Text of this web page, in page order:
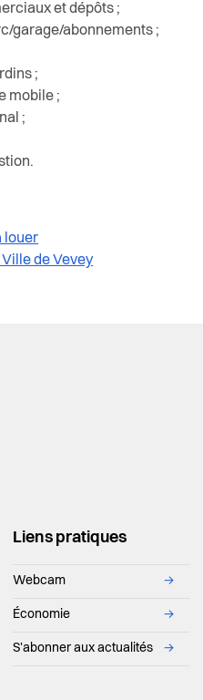
et dépôts ;
garage/abonnements ;
;
mobile ;
;
louer
de Vevey
Liens pratiques
Webcam →
Économie →
S'abonner aux actualités →